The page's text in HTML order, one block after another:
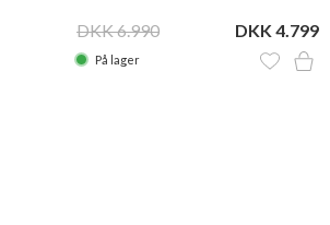
DKK 6.990 DKK 4.799
På lager